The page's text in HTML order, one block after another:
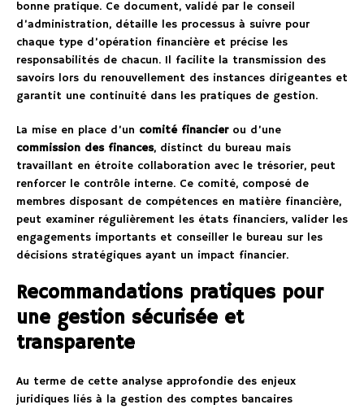
bonne pratique. Ce document, validé par le conseil
d’administration, détaille les processus à suivre pour
chaque type d’opération financière et précise les
responsabilités de chacun. Il facilite la transmission des
savoirs lors du renouvellement des instances dirigeantes et
garantit une continuité dans les pratiques de gestion.
La mise en place d’un comité financierou d’une
commission des finances, distinct du bureau mais
travaillant en étroite collaboration avec le trésorier, peut
renforcer le contrôle interne. Ce comité, composé de
membres disposant de compétences en matière financière,
peut examiner régulièrement les états financiers, valider les
engagements importants et conseiller le bureau sur les
décisions stratégiques ayant un impact financier.
Recommandations pratiques pour
une gestion sécurisée et
transparente
Au terme de cette analyse approfondie des enjeux
juridiques liés à la gestion des comptes bancaires